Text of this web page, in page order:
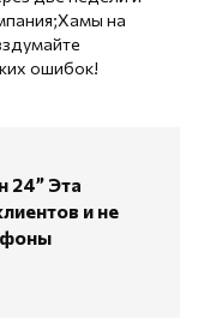
на
ошибок!
24” Эта
и не